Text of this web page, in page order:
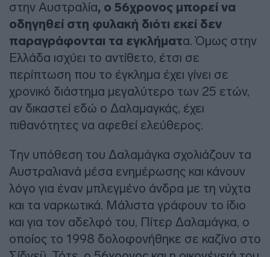
στην Αυστραλία, ο 56χρονος μπορεί να
οδηγηθεί στη φυλακή διότι εκεί δεν
παραγράφονται τα εγκλήματα. Όμως στην
Ελλάδα ισχύει το αντίθετο, έτσι σε
περίπτωση που το έγκλημα έχει γίνει σε
χρονικό διάστημα μεγαλύτερο των 25 ετών,
αν δικαστεί εδώ ο Δαλαμαγκάς, έχει
πιθανότητες να αφεθεί ελεύθερος.
Την υπόθεση του Δαλαμάγκα σχολιάζουν τα
Αυστραλιανά μέσα ενημέρωσης και κάνουν
λόγο για έναν μπλεγμένο άνδρα με τη νύχτα
και τα ναρκωτικά. Μάλιστα γράφουν το ίδιο
και για τον αδελφό του, Πίτερ Δαλαμάγκα, ο
οποίος το 1998 δολοφονήθηκε σε καζίνο στο